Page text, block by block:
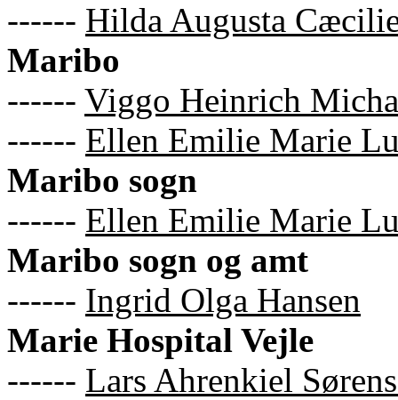
------ Hilda Augusta
Maribo
------ Viggo Heinrich
------ Ellen Emilie Marie
Maribo sogn
------ Ellen Emilie Marie
Maribo sogn og amt
------ Ingrid Olga Hansen
Marie Hospital Vejle
------ Lars Ahrenkiel